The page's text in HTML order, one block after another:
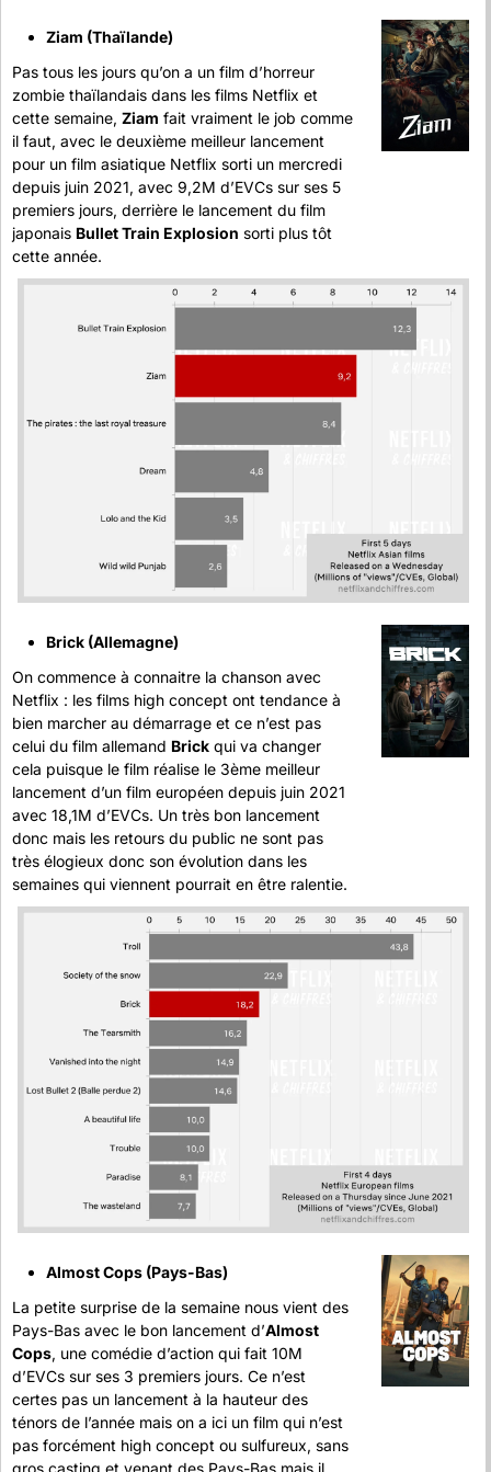
Ziam (Thaïlande)
Pas tous les jours qu’on a un film d’horreur
zombie thaïlandais dans les films Netflix et
cette semaine, Ziam fait vraiment le job comme
il faut, avec le deuxième meilleur lancement
pour un film asiatique Netflix sorti un mercredi
depuis juin 2021, avec 9,2M d’EVCs sur ses 5
premiers jours, derrière le lancement du film
japonais Bullet Train Explosion sorti plus tôt
cette année.
Brick (Allemagne)
On commence à connaitre la chanson avec
Netflix : les films high concept ont tendance à
bien marcher au démarrage et ce n’est pas
celui du film allemand Brick qui va changer
cela puisque le film réalise le 3ème meilleur
lancement d’un film européen depuis juin 2021
avec 18,1M d’EVCs. Un très bon lancement
donc mais les retours du public ne sont pas
très élogieux donc son évolution dans les
semaines qui viennent pourrait en être ralentie.
Almost Cops (Pays-Bas)
La petite surprise de la semaine nous vient des
Pays-Bas avec le bon lancement d’Almost
Cops, une comédie d’action qui fait 10M
d’EVCs sur ses 3 premiers jours. Ce n’est
certes pas un lancement à la hauteur des
ténors de l’année mais on a ici un film qui n’est
pas forcément high concept ou sulfureux, sans
gros casting et venant des Pays-Bas mais il